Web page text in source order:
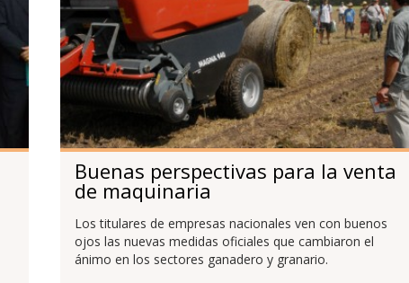
Buenas perspectivas para la venta
de maquinaria
Los titulares de empresas nacionales ven con buenos
ojos las nuevas medidas oficiales que cambiaron el
ánimo en los sectores ganadero y granario.